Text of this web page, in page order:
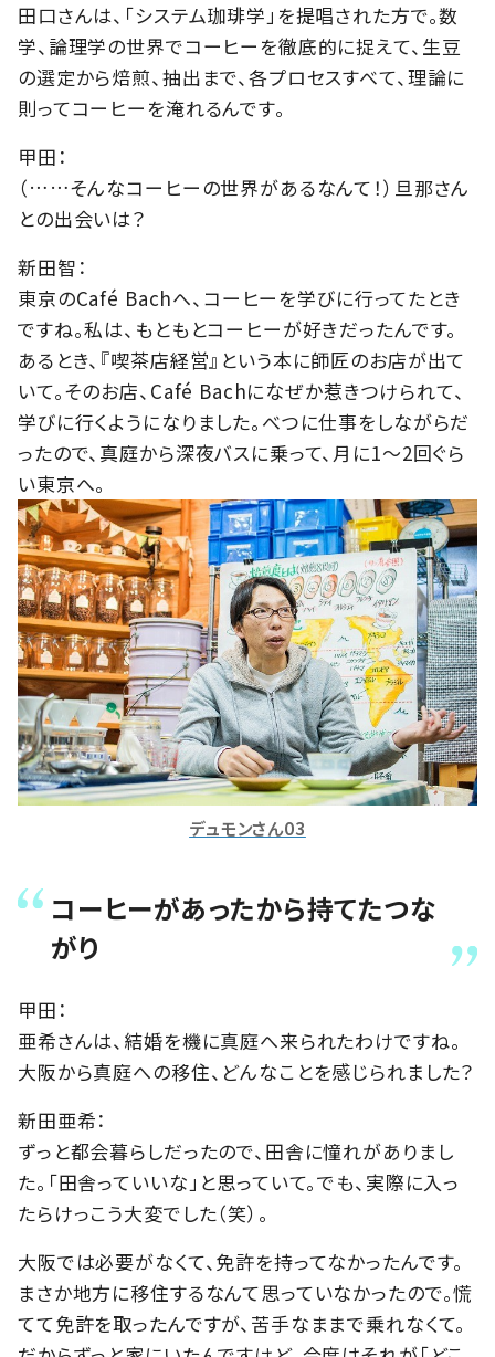
田口さんは、「システム珈琲学」を提唱された方で。数
学、論理学の世界でコーヒーを徹底的に捉えて、生豆
の選定から焙煎、抽出まで、各プロセスすべて、理論に
則ってコーヒーを淹れるんです。
甲田：
（……そんなコーヒーの世界があるなんて！）旦那さん
との出会いは？
新田智：
東京のCafé Bachへ、コーヒーを学びに行ってたとき
ですね。私は、もともとコーヒーが好きだったんです。
あるとき、『喫茶店経営』という本に師匠のお店が出て
いて。そのお店、Café Bachになぜか惹きつけられて、
学びに行くようになりました。べつに仕事をしながらだ
ったので、真庭から深夜バスに乗って、月に1～2回ぐら
い東京へ。
デュモンさん03
コーヒーがあったから持てたつな
がり
甲田：
亜希さんは、結婚を機に真庭へ来られたわけですね。
大阪から真庭への移住、どんなことを感じられました？
新田亜希：
ずっと都会暮らしだったので、田舎に憧れがありまし
た。「田舎っていいな」と思っていて。でも、実際に入っ
たらけっこう大変でした（笑）。
大阪では必要がなくて、免許を持ってなかったんです。
まさか地方に移住するなんて思っていなかったので。慌
てて免許を取ったんですが、苦手なままで乗れなくて。